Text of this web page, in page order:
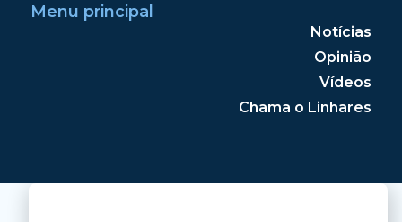
Menu principal
Notícias
Opinião
Vídeos
Chama o Linhares